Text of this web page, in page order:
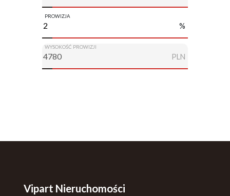
PROWIZJA
%
WYSOKOŚĆ PROWIZJI
PLN
Vipart Nieruchomości